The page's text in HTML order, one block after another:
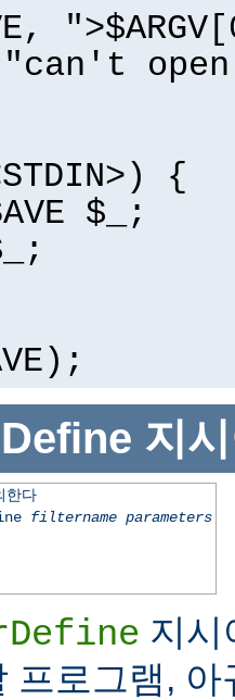
open
{
$_;
지
한다
filtername parameters
지시
프로그램,